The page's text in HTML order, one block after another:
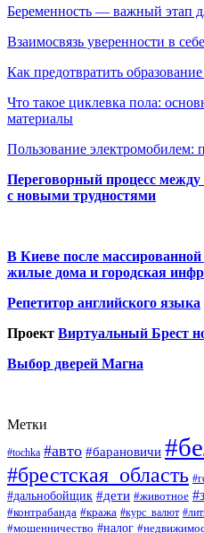
Беременность — важный этап
Взаимосвязь уверенности в
Как предотвратить
Что такое циклевка пола:
материалы
Пользование электромобилем:
Переговорный процесс
с новыми трудностями
В Киеве после
жилые дома и городская
Репетитор английского языка
Проект Виртуальный Брест
Выбор дверей Магна
Метки
#tochka #авто #барановичи
#брестская_область
#дальнобойщик #дети #животное
#контрабанда #кража #курс_валют
#мошенничество #налог